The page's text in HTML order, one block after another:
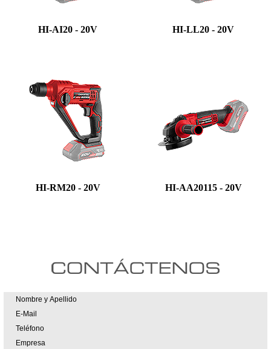
HI-AI20 - 20V HI-LL20 - 20V
HI-RM20 - 20V HI-AA20115 - 20V